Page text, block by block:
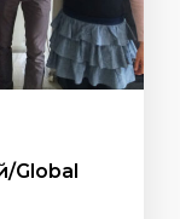
Global